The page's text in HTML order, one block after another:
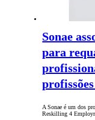
Sonae
para
A Sonae é um dos
Reskilling 4